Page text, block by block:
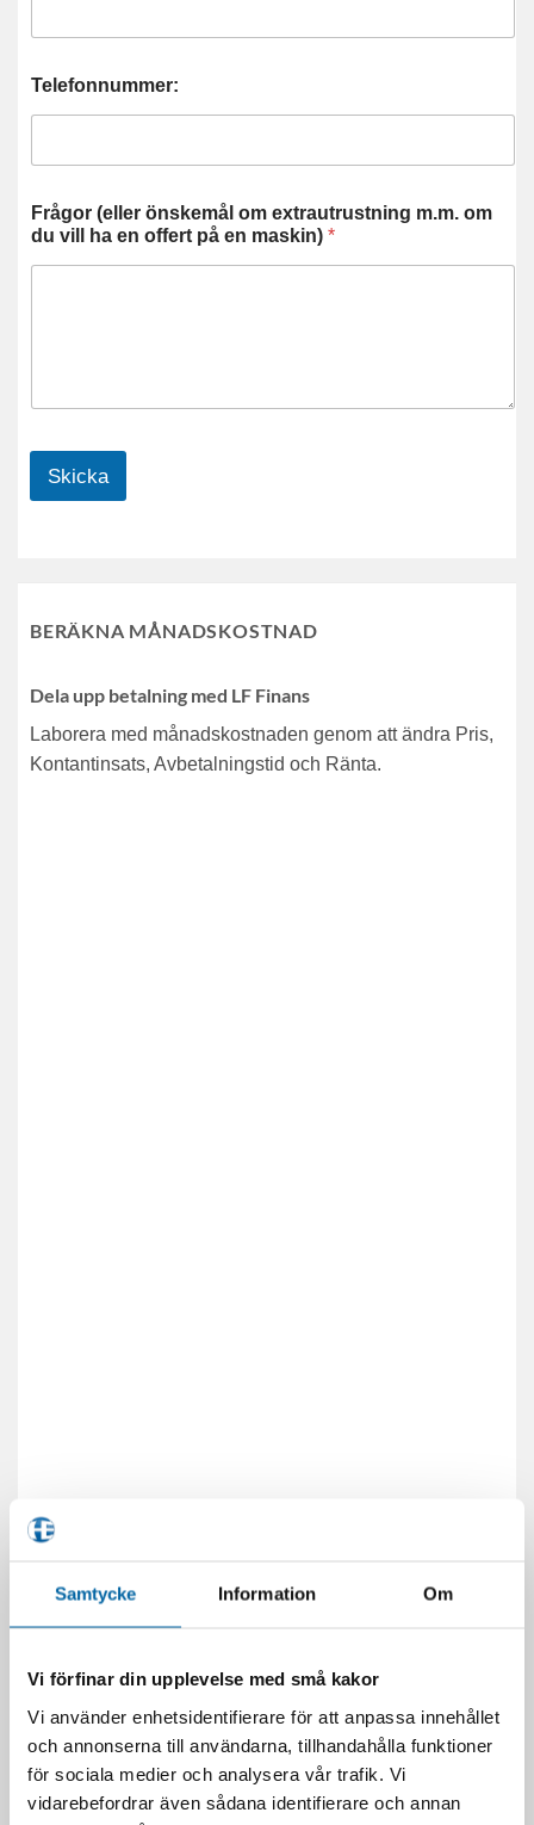
Samtycke Information Om
Vi förfinar din upplevelse med små kakor
Vi använder enhetsidentifierare för att anpassa innehållet
och annonserna till användarna, tillhandahålla funktioner
för sociala medier och analysera vår trafik. Vi
vidarebefordrar även sådana identifierare och annan
Telefonnummer:
Frågor (eller önskemål om extrautrustning m.m. om
du vill ha en offert på en maskin) *
Skicka
BERÄKNA MÅNADSKOSTNAD
Dela upp betalning med LF Finans
Laborera med månadskostnaden genom att ändra Pris,
Kontantinsats, Avbetalningstid och Ränta.
RELATERADE PRODUKTER